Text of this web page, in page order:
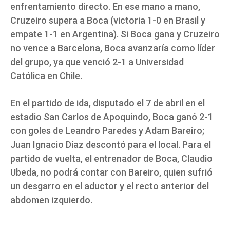
enfrentamiento directo. En ese mano a mano,
Cruzeiro supera a Boca (victoria 1-0 en Brasil y
empate 1-1 en Argentina). Si Boca gana y Cruzeiro
no vence a Barcelona, Boca avanzaría como líder
del grupo, ya que venció 2-1 a Universidad
Católica en Chile.
En el partido de ida, disputado el 7 de abril en el
estadio San Carlos de Apoquindo, Boca ganó 2-1
con goles de Leandro Paredes y Adam Bareiro;
Juan Ignacio Díaz descontó para el local. Para el
partido de vuelta, el entrenador de Boca, Claudio
Ubeda, no podrá contar con Bareiro, quien sufrió
un desgarro en el aductor y el recto anterior del
abdomen izquierdo.